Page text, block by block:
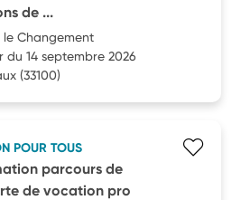
de ...
le Changement
du 14 septembre 2026
(33100)
POUR TOUS
parcours de
de vocation pro